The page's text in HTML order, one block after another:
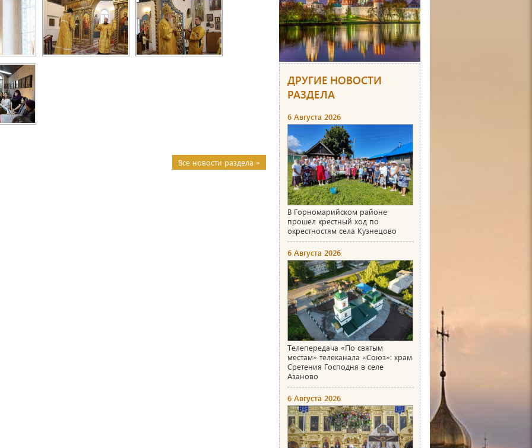
Все новости раздела »
ДРУГИЕ НОВОСТИ
РАЗДЕЛА
6 Августа 2026
В Горномарийском районе
прошел крестный ход по
окрестностям села Кузнецово
6 Августа 2026
Телепередача «По святым
местам» телеканала «Союз»: храм
Сретения Господня в селе
Азаново
6 Августа 2026